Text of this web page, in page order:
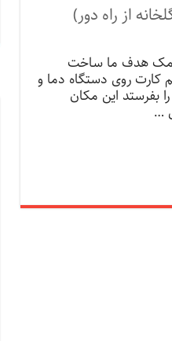
از راه دور)
هدف ما ساخت
کارت روی دستگاه دما و
بفرستد این مکان
…